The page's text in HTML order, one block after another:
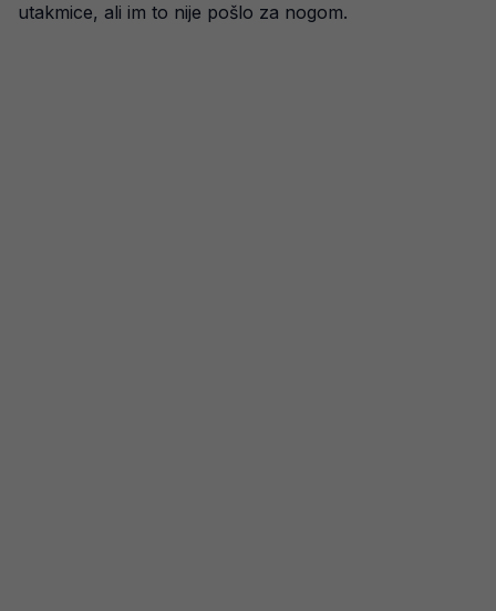
utakmice, ali im to nije pošlo za nogom.